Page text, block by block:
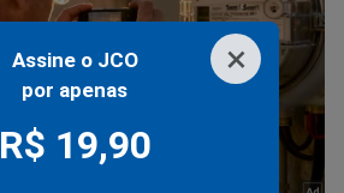
×
Assine o JCO
por apenas
R$ 19,90